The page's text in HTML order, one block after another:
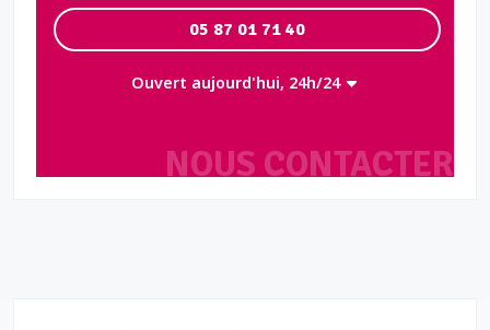
NOUS CONTACTER
05 87 01 71 40
Ouvert aujourd'hui, 24h/24